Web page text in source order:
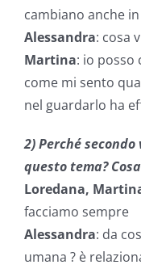
cambiano anche
Alessandra: cosa
Martina: io posso
come mi sento
nel guardarlo ha
2) Perché
questo tema?
Loredana,
facciamo sempre
Alessandra: da
umana ? è